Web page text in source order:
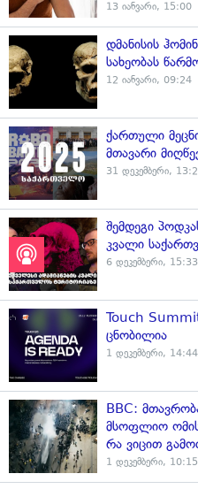
13 იანვარი, 15:00
დმანისის
სახეობას
12 იანვარი, 09:24
ქართული
მთავარი
31 დეკემბერი,
შემდეგი
კვალი
6 დეკემბერი, 15:33
Touch
ცნობილია
1 დეკემბერი, 14:44
BBC:
მსოფლიო
რა ვიცით
1 დეკემბერი, 10:15